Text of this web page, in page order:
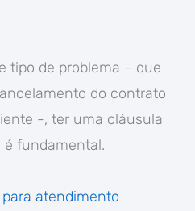
tipo de problema – que
do contrato
-, ter uma cláusula
é fundamental.
atendimento